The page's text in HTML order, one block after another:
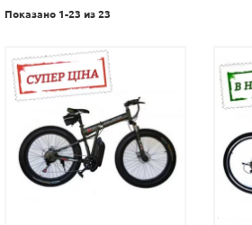
Показано 1-23 из 23